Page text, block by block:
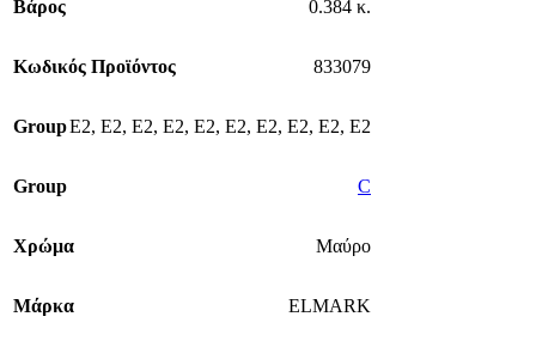
Βάρος
0.384 κ.
Κωδικός Προϊόντος 833079
GroupE2, E2, E2, E2, E2, E2, E2, E2, E2, E2
Group C
Χρώμα Μαύρο
Μάρκα ELMARK